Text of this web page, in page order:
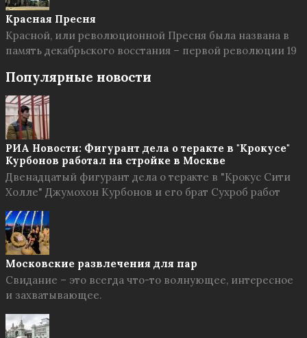
Красная Пресня
Красной, или революционной Пресня была названа в
память декабрьского восстания – первой революции 19
Популярные новости
РИА Новости: Фигурант дела о теракте в "Крокусе"
Курбонов работал на стройке в Москве
Двенадцатый фигурант дела о теракте в "Крокус Сити
Холле" Джумохон Курбонов и его брат Сухроб работ
Московские развлечения для пар
Свидание – это всегда что-то волнующее, интересное
и захватывающее.